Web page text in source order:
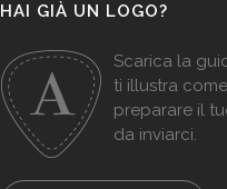
HAI GIÀ UN LOGO?
Scarica la
ti illustra come
preparare il
da inviarci.